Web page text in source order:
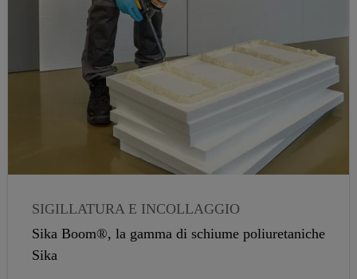
SIGILLATURA E INCOLLAGGIO
Sika Boom®, la gamma di schiume poliuretaniche
Sika